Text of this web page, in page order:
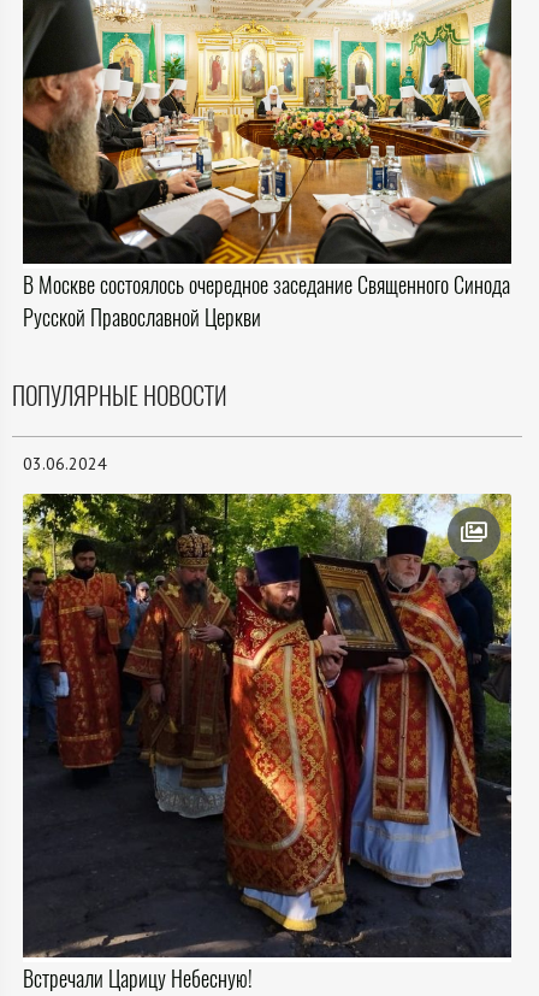
В Москве состоялось очередное заседание Священного Синода
Русской Православной Церкви
ПОПУЛЯРНЫЕ НОВОСТИ
03.06.2024
Встречали Царицу Небесную!